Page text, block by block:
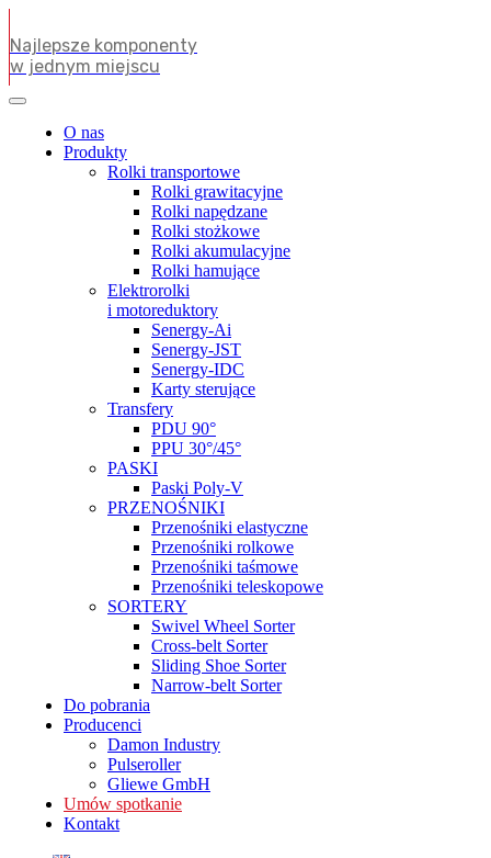
Najlepsze komponenty
w jednym miejscu
O nas
Produkty
Rolki transportowe
Rolki grawitacyjne
Rolki napędzane
Rolki stożkowe
Rolki akumulacyjne
Rolki hamujące
Elektrorolki
i motoreduktory
Senergy-Ai
Senergy-JST
Senergy-IDC
Karty sterujące
Transfery
PDU 90°
PPU 30°/45°
PASKI
Paski Poly-V
PRZENOŚNIKI
Przenośniki elastyczne
Przenośniki rolkowe
Przenośniki taśmowe
Przenośniki teleskopowe
SORTERY
Swivel Wheel Sorter
Cross-belt Sorter
Sliding Shoe Sorter
Narrow-belt Sorter
Do pobrania
Producenci
Damon Industry
Pulseroller
Gliewe GmbH
Umów spotkanie
Kontakt